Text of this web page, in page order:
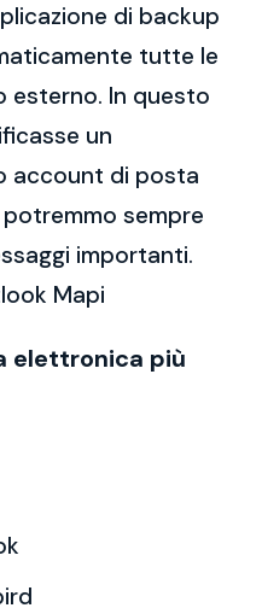
di backup
tutte le
esterno. In questo
un
account di posta
sempre
importanti.
Mapi
elettronica più